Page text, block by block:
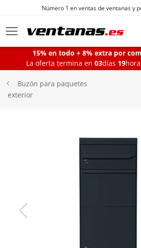
Ir al contenido
Fabricantes de ventanas
Ventanas
Puertas Entrada
Puertas de garaje
15% en todo + 8% extra por
La oferta termina en 03días 19
Buzón para paquetes
exterior